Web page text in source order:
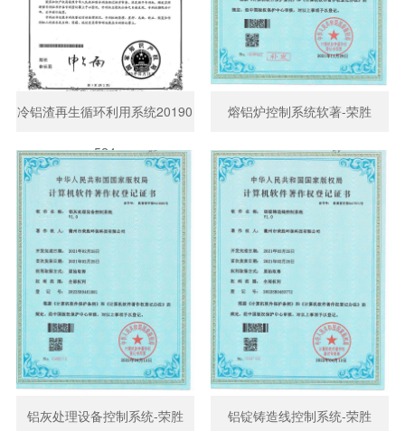
冷铝渣再生循环利用系统20190
524
熔铝炉控制系统软著-荣胜
铝灰处理设备控制系统-荣胜 铝锭铸造线控制系统-荣胜